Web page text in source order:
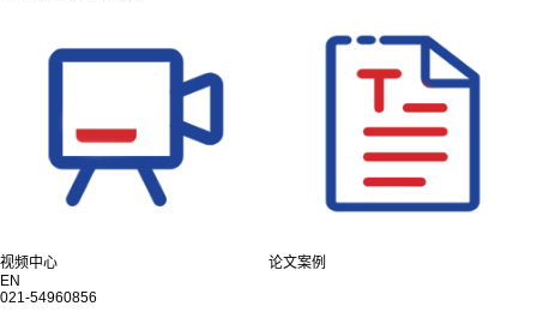
视频中心
论文案例
EN
021-54960856